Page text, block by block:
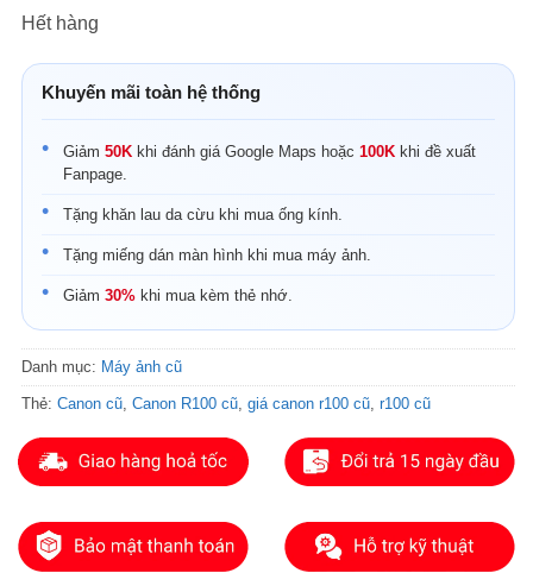
Hết hàng
Khuyến mãi toàn hệ thống
Giảm 50K khi đánh giá Google Maps hoặc 100K khi đề xuất
Fanpage.
Tặng khăn lau da cừu khi mua ống kính.
Tặng miếng dán màn hình khi mua máy ảnh.
Giảm 30% khi mua kèm thẻ nhớ.
Danh mục: Máy ảnh cũ
Thẻ: Canon cũ Canon R100 cũ giá canon r100 cũ r100 cũ